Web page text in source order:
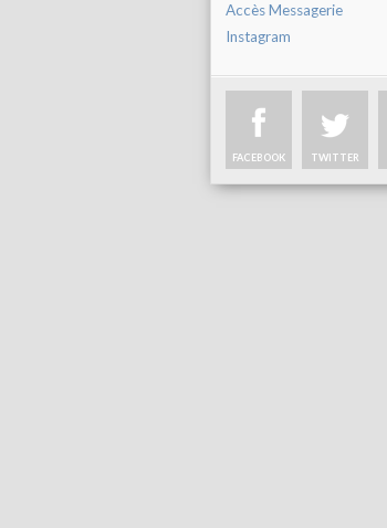
Accès Messagerie
Instagram
FACEBOOK TWITTER